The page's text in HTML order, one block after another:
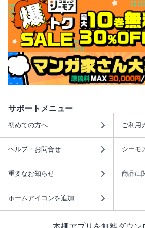
サポートメニュー
初めての方へ ご利用
ヘルプ・お問合せ シーモ
重要なお知らせ 商品に
ホームアイコンを追加